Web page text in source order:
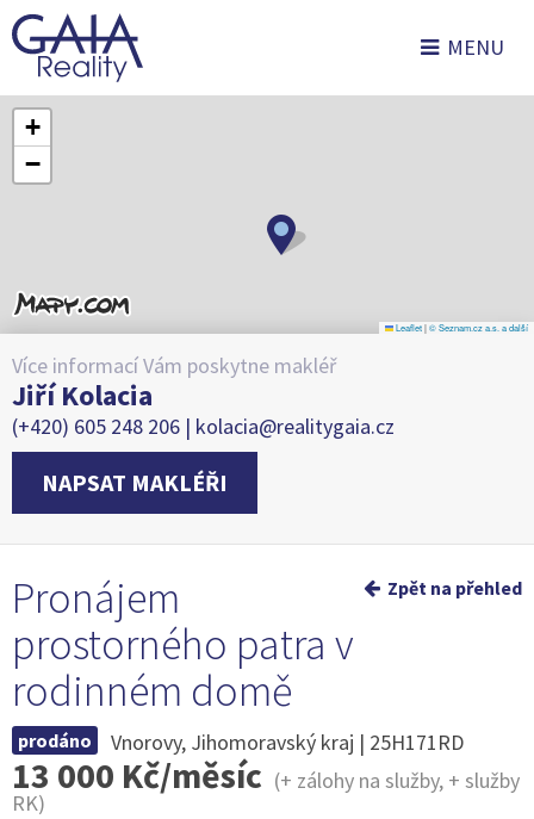
MENU
+
−
Leaflet|© Seznam.cz a.s. a další
Více informací Vám poskytne makléř
Jiří Kolacia
(+420) 605 248 206 | kolacia@realitygaia.cz
NAPSAT MAKLÉŘI
Zpět na přehled
Pronájem
prostorného patra v
rodinném domě
prodáno Vnorovy, Jihomoravský kraj | 25H171RD
13 000 Kč/měsíc (+ zálohy na služby, + služby
RK)